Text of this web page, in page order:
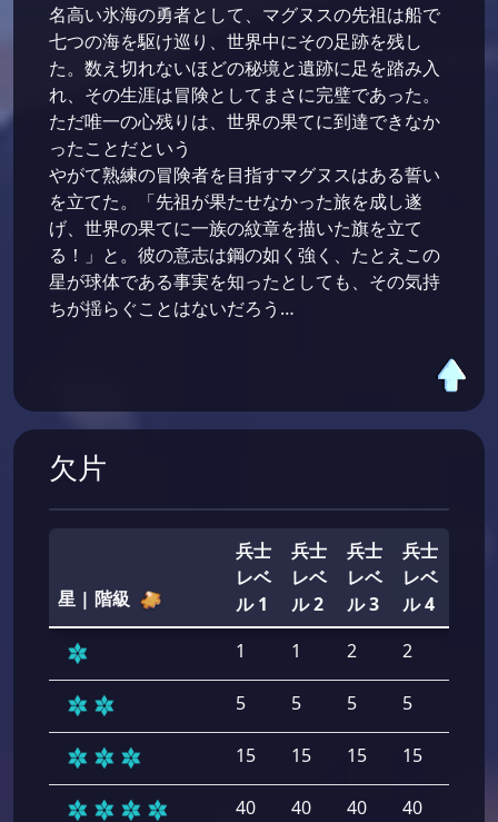
名高い氷海の勇者として、マグヌスの先祖は船で
七つの海を駆け巡り、世界中にその足跡を残し
た。数え切れないほどの秘境と遺跡に足を踏み入
れ、その生涯は冒険としてまさに完璧であった。
ただ唯一の心残りは、世界の果てに到達できなか
ったことだという
やがて熟練の冒険者を目指すマグヌスはある誓い
を立てた。「先祖が果たせなかった旅を成し遂
げ、世界の果てに一族の紋章を描いた旗を立て
る！」と。彼の意志は鋼の如く強く、たとえこの
星が球体である事実を知ったとしても、その気持
ちが揺らぐことはないだろう…
欠片
星 | 階級
兵士
レベ
ル 1
兵士
レベ
ル 2
兵士
レベ
ル 3
兵士
レベ
ル 4
1
1 2 2
5 5 5 5
15 15 15 15
40 40 40 40